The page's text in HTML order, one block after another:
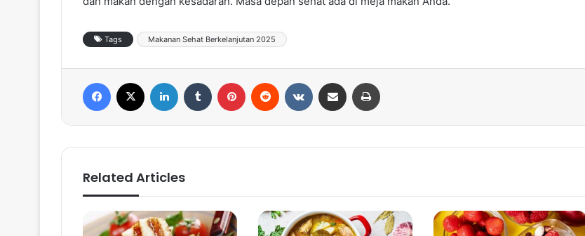
Tags Makanan Sehat Berkelanjutan 2025
Related Articles